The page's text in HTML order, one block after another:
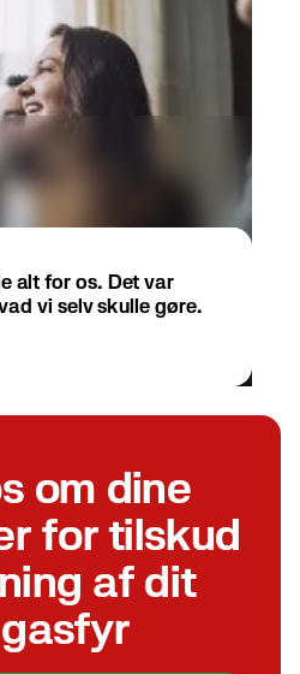
alt for os. Det var
vi selv skulle gøre.
om dine
for tilskud
af dit